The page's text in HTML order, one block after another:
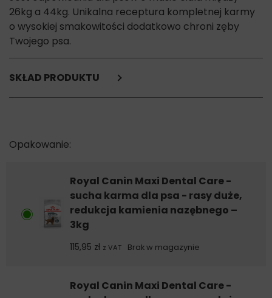
26kg a 44kg. Unikalna receptura kompletnej karmy
o wysokiej smakowitości dodatkowo chroni zęby
Twojego psa.
SKŁAD PRODUKTU
tłuszcze zwierzęce,
pulpa buraczana,
sole mineralne,
proszek celulozowy.
Składniki analityczne:
Białko surowe: 23,0%
Włókno surowe: 2,8%.
Royal Canin Maxi Dental Care -
sucha karma dla psa - rasy duże,
redukcja kamienia nazębnego –
3kg
115,95 zł z VAT Brak w magazynie
Royal Canin Maxi Dental Care -